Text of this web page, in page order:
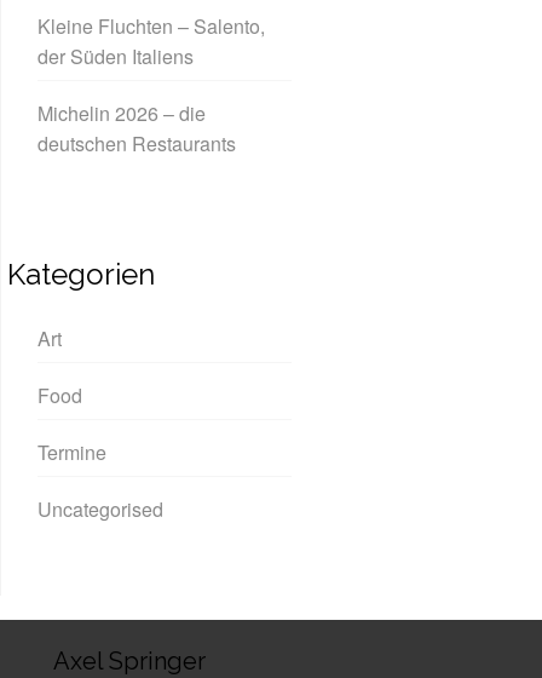
Kleine Fluchten – Salento,
der Süden Italiens
Michelin 2026 – die
deutschen Restaurants
Kategorien
Art
Food
Termine
Uncategorised
Axel Springer